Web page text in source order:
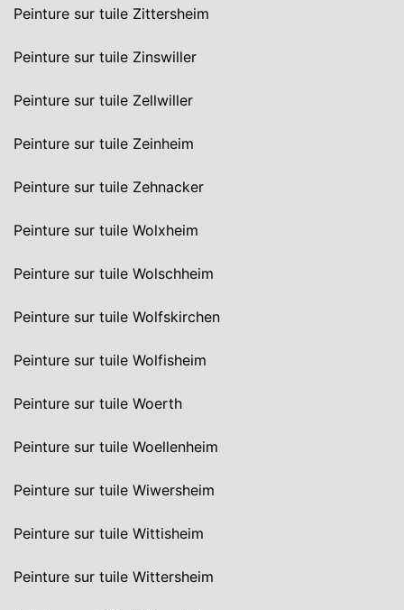
Peinture sur tuile Zittersheim
Peinture sur tuile Zinswiller
Peinture sur tuile Zellwiller
Peinture sur tuile Zeinheim
Peinture sur tuile Zehnacker
Peinture sur tuile Wolxheim
Peinture sur tuile Wolschheim
Peinture sur tuile Wolfskirchen
Peinture sur tuile Wolfisheim
Peinture sur tuile Woerth
Peinture sur tuile Woellenheim
Peinture sur tuile Wiwersheim
Peinture sur tuile Wittisheim
Peinture sur tuile Wittersheim